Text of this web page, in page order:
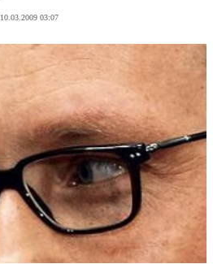
10.03.2009 03:07